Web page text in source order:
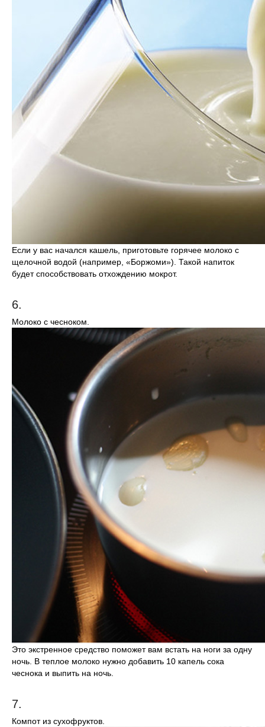
Если у вас начался кашель, приготовьте горячее молоко с
щелочной водой (например, «Боржоми»). Такой напиток
будет способствовать отхождению мокрот.
6.
Молоко с чесноком.
Это экстренное средство поможет вам встать на ноги за одну
ночь. В теплое молоко нужно добавить 10 капель сока
чеснока и выпить на ночь.
7.
Компот из сухофруктов.